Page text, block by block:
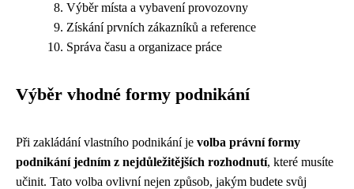
Výběr místa a vybavení provozovny
Získání prvních zákazníků a reference
Správa času a organizace práce
Výběr vhodné formy podnikání
Při zakládání vlastního podnikání je volba právní formy
podnikání jedním z nejdůležitějších rozhodnutí, které musíte
učinit. Tato volba ovlivní nejen způsob, jakým budete svůj